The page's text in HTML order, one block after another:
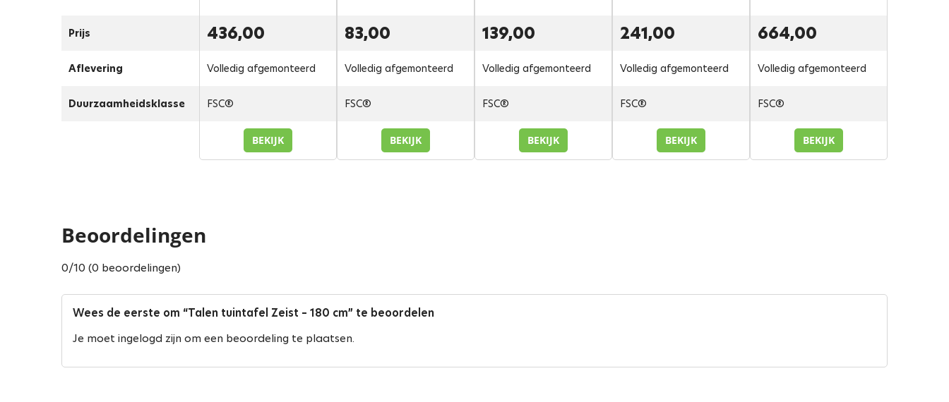
Prijs
Aflevering
Duurzaamheidsklasse
436,00
Volledig afgemonteerd
FSC®
BEKIJK
83,00
Volledig afgemonteerd
FSC®
BEKIJK
139,00
Volledig afgemonteerd
FSC®
BEKIJK
241,00
Volledig afgemonteerd
FSC®
BEKIJK
664,00
Volledig afgemonteerd
FSC®
BEKIJK
Beoordelingen
0/10 (0 beoordelingen)
Wees de eerste om “Talen tuintafel Zeist – 180 cm” te beoordelen
Je moet ingelogd zijn om een beoordeling te plaatsen.